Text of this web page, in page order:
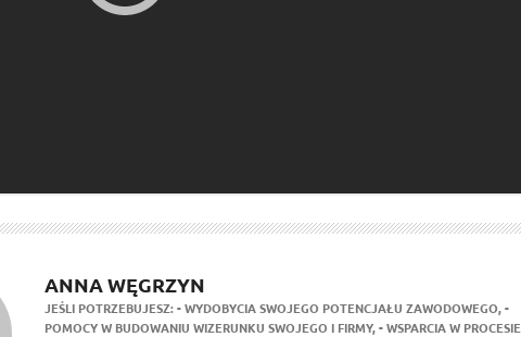
ANNA WĘGRZYN
JEŚLI POTRZEBUJESZ:- WYDOBYCIA SWOJEGO POTENCJAŁU ZAWODOWEGO,-
POMOCY W BUDOWANIU WIZERUNKU SWOJEGO I FIRMY,- WSPARCIA W PROCESIE